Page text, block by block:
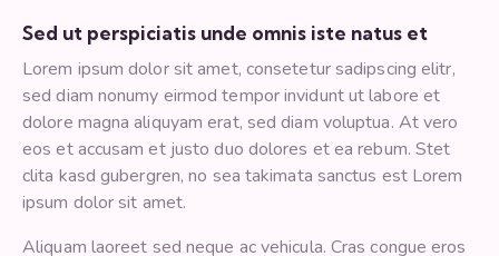
Sed ut perspiciatis unde omnis iste natus et
Lorem ipsum dolor sit amet, consetetur sadipscing elitr,
sed diam nonumy eirmod tempor invidunt ut labore et
dolore magna aliquyam erat, sed diam voluptua. At vero
eos et accusam et justo duo dolores et ea rebum. Stet
clita kasd gubergren, no sea takimata sanctus est Lorem
ipsum dolor sit amet.
Aliquam laoreet sed neque ac vehicula. Cras congue eros